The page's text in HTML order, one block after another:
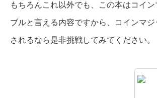
もちろんこれ以外でも、この本はコイン
ブルと言える内容ですから、コインマ
されるなら是非挑戦してみてください。